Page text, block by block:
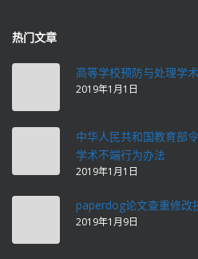
热门文章
高等学校预防与处理学
2019年1月1日
中华人民共和国教育部
学术不端行为办法
2019年1月1日
paperdog论文查重修改
2019年1月9日